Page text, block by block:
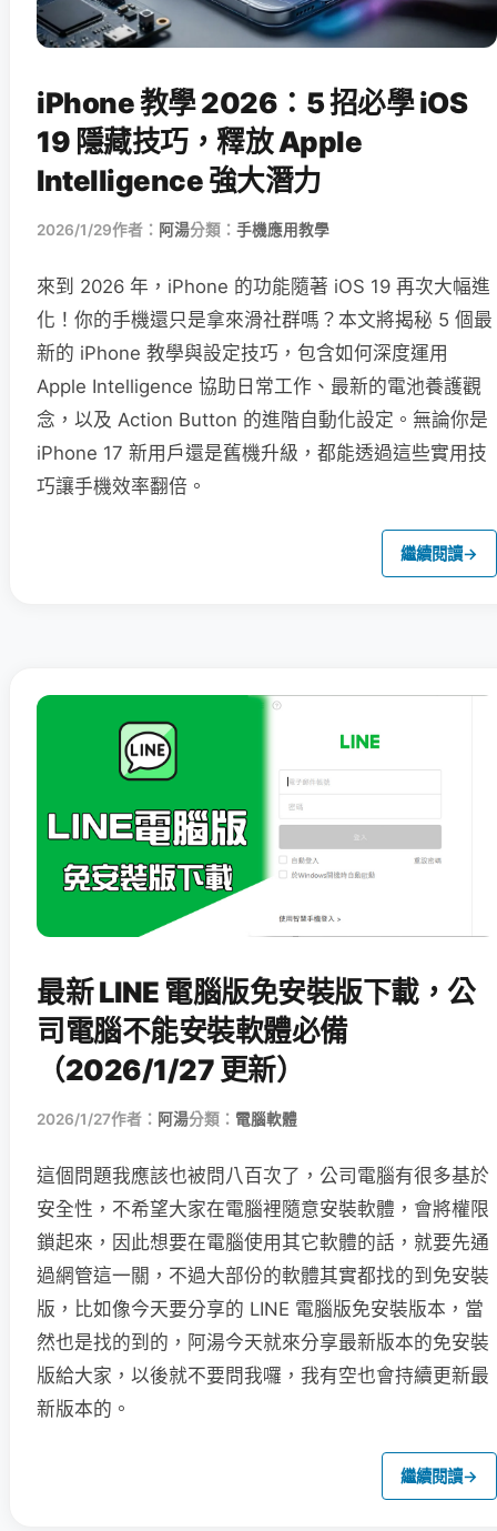
iPhone 教學 2026：5 招必學 iOS
19 隱藏技巧，釋放 Apple
Intelligence 強大潛力
2026/1/29作者： 阿湯分類： 手機應用教學
來到 2026 年，iPhone 的功能隨著 iOS 19 再次大幅進
化！你的手機還只是拿來滑社群嗎？本文將揭秘 5 個最
新的 iPhone 教學與設定技巧，包含如何深度運用
Apple Intelligence 協助日常工作、最新的電池養護觀
念，以及 Action Button 的進階自動化設定。無論你是
iPhone 17 新用戶還是舊機升級，都能透過這些實用技
巧讓手機效率翻倍。
繼續閱讀→
最新 LINE 電腦版免安裝版下載，公
司電腦不能安裝軟體必備
（2026/1/27 更新）
2026/1/27作者： 阿湯分類： 電腦軟體
這個問題我應該也被問八百次了，公司電腦有很多基於
安全性，不希望大家在電腦裡隨意安裝軟體，會將權限
鎖起來，因此想要在電腦使用其它軟體的話，就要先通
過網管這一關，不過大部份的軟體其實都找的到免安裝
版，比如像今天要分享的 LINE 電腦版免安裝版本，當
然也是找的到的，阿湯今天就來分享最新版本的免安裝
版給大家，以後就不要問我囉，我有空也會持續更新最
新版本的。
繼續閱讀→